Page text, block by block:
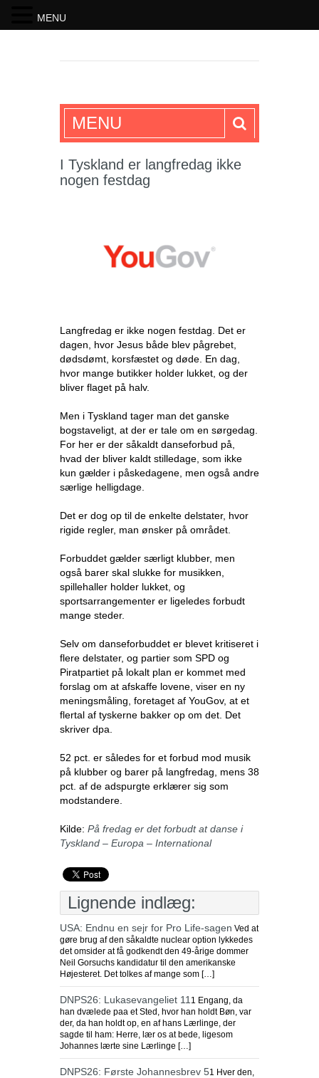
SKRIFTEN
MENU
I Tyskland er langfredag ikke
nogen festdag
Langfredag er ikke nogen festdag. Det er
dagen, hvor Jesus både blev pågrebet,
dødsdømt, korsfæstet og døde. En dag,
hvor mange butikker holder lukket, og der
bliver flaget på halv.
Men i Tyskland tager man det ganske
bogstaveligt, at der er tale om en sørgedag.
For her er der såkaldt danseforbud på,
hvad der bliver kaldt stilledage, som ikke
kun gælder i påskedagene, men også andre
særlige helligdage.
Det er dog op til de enkelte delstater, hvor
rigide regler, man ønsker på området.
Forbuddet gælder særligt klubber, men
også barer skal slukke for musikken,
spillehaller holder lukket, og
sportsarrangementer er ligeledes forbudt
mange steder.
Selv om danseforbuddet er blevet kritiseret i
flere delstater, og partier som SPD og
Piratpartiet på lokalt plan er kommet med
forslag om at afskaffe lovene, viser en ny
meningsmåling, foretaget af YouGov, at et
flertal af tyskerne bakker op om det. Det
skriver dpa.
52 pct. er således for et forbud mod musik
på klubber og barer på langfredag, mens 38
pct. af de adspurgte erklærer sig som
modstandere.
Kilde: På fredag er det forbudt at danse i
Tyskland – Europa – International
Lignende indlæg:
USA: Endnu en sejr for Pro Life-sagen Ved at
gøre brug af den såkaldte nuclear option lykkedes
det omsider at få godkendt den 49-årige dommer
Neil Gorsuchs kandidatur til den amerikanske
Højesteret. Det tolkes af mange som […]
DNPS26: Lukasevangeliet 11 1 Engang, da
han dvælede paa et Sted, hvor han holdt Bøn, var
der, da han holdt op, en af hans Lærlinge, der
sagde til ham: Herre, lær os at bede, ligesom
Johannes lærte sine Lærlinge […]
DNPS26: Første Johannesbrev 51 Hver den,
MENU